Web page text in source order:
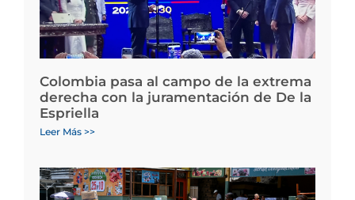
Colombia pasa al campo de la extrema
derecha con la juramentación de De la
Espriella
Leer Más >>